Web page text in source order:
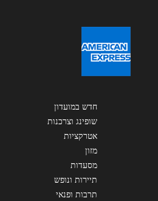
חדש במועדון
שופינג וצרכנות
אטרקציות
מזון
מסעדות
תיירות ונופש
תרבות ופנאי